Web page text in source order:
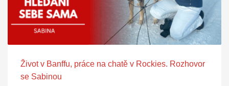
Život v Banffu, práce na chatě v Rockies. Rozhovor
se Sabinou